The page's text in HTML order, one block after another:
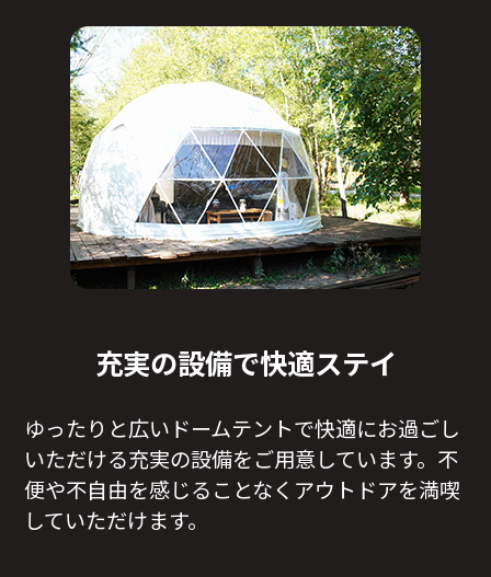
充実の設備で快適ステイ
ゆったりと広いドームテントで快適にお過ごし
いただける充実の設備をご用意しています。不
便や不自由を感じることなくアウトドアを満喫
していただけます。